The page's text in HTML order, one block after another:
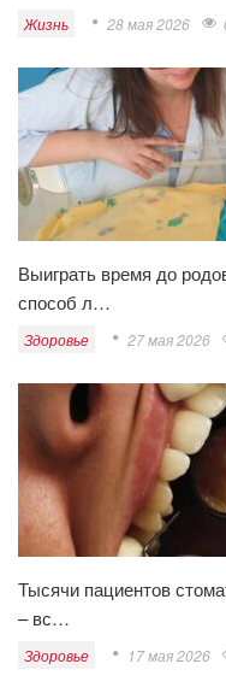
Жизнь 28 мая 2026
Выиграть время до
способ л…
Здоровье 27 мая 2026
Тысячи пациентов
– вс…
Здоровье 17 мая 2026